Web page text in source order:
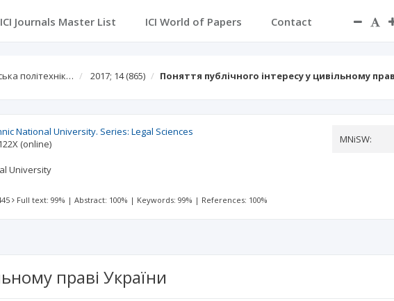
ICI Journals Master List ICI World of Papers Contact
політехнік… 2017; 14(865) Поняття публічного інтересу у цивільному
National University. Series: Legal Sciences
(online)
University
MNiSW:
Full text: 99% |Abstract: 100% | Keywords: 99% | References: 100%
праві України